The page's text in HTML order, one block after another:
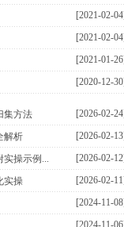
[2021-02-04]
[2021-02-04]
[2021-01-26]
[2020-12-30]
集方法 [2026-02-24]
解析 [2026-02-13]
实操示例... [2026-02-12]
实操 [2026-02-11]
[2024-11-08]
[2024-11-06]